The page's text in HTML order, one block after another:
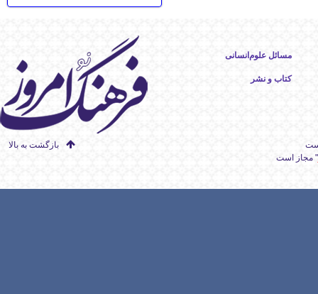
مسائل علوم‌انسانی
کتاب و نشر
بازگشت به بالا
" مجاز است